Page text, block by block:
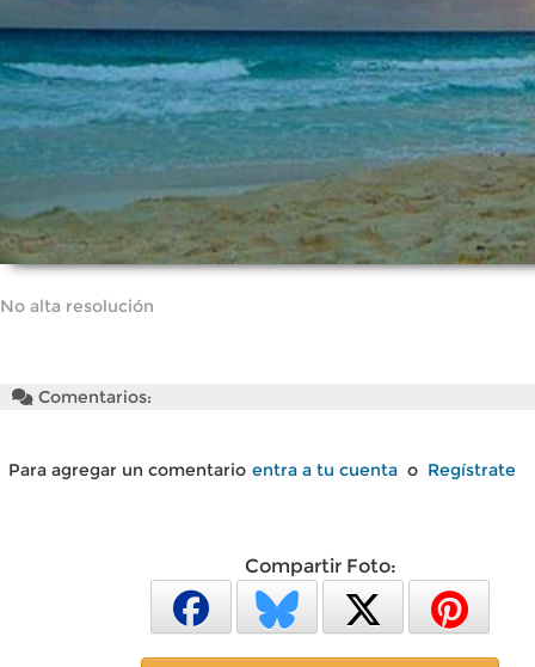
No alta resolución
Comentarios:
Para agregar un comentario entra a tu cuenta o Regístrate
Compartir Foto: